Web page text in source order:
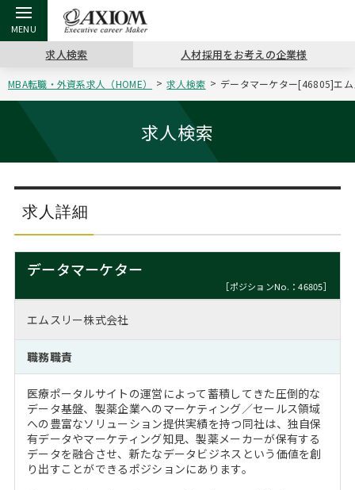
戻る
アクシアムの特長
戻る
コンサ
サービス案内
戻る
キャリ
コンサルタントの紹介
戻る
キャリア支援 TOP
キャリアデザイン講座
（最新求人市場動向）
戻る
MBAの
おわり
ステージ別アドバイス
MBAの転職事例
MBAからのFAQ
MBA留学生数の推移
戻る
日本か
MBAを生かす求人特集
年齢と年収の相関図
戻る
転職ツール TOP
英文レジュメの書き方
戻る
パワー
職務経歴書の書き方
外資系／面接攻略のコツ
戻る
転職コラム TOP
“展”職相談室
転職市場の明日をよめ
キャリアに効く一冊
注目企業インタビュー
戻る
イベント・セミナー TOP
ジョブフェア
キャリアデザインセミナー
プロ経営者の特別セミナー
Career Talk Live
MBA NETWORKING
戻る
会社概要 TOP
沿革
主なクライアント
パブリシティ
ニュースリリース
求人検索 人材採用をお考えの企業様
MBA転職・外資系求人（HOME） 求人検索 データマーケター[46805]エ
求人検索
求人詳細
データマーケター
［ポジションNo.：46805］
エムスリー株式会社
職務職責
医療ポータルサイトの運営によって蓄積してきた圧倒的な
データ基盤、製薬企業へのマーケティング／セールス領域
への豊富なソリューション提供実績を持つ同社は、独自保
有データやマーケティング知見、製薬メーカーが保有する
データを融合させ、新たなデータビジネスという価値を創
り出すことができるポジションにあります。